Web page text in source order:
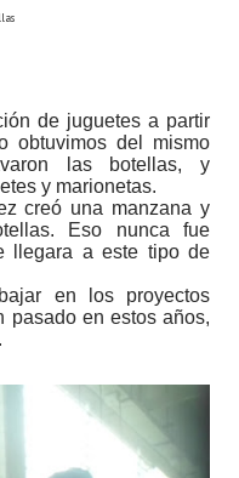
de juguetes a partir
obtuvimos del mismo
las botellas, y
y marionetas.
creó una manzana y
Eso nunca fue
llegara a este tipo de
en los proyectos
pasado en estos años,